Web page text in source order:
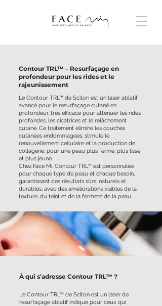
Contour TRL™ – Resurfaçage en
profondeur pour les rides et le
rajeunissement
Le Contour TRL™ de Sciton est un laser ablatif
avancé pour le resurfaçage cutané en
profondeur, très efficace pour atténuer les rides
profondes, les cicatrices et le relâchement
cutané. Ce traitement élimine les couches
cutanées endommagées, stimule le
renouvellement cellulaire et la production de
collagène, pour une peau plus ferme, plus lisse
et plus jeune.
Chez Face Mi, Contour TRL™ est personnalisé
pour chaque type de peau et chaque besoin,
garantissant des résultats sûrs, naturels et
durables, avec des améliorations visibles de la
texture, du teint et de la fermeté de la peau.
À qui s'adresse Contour TRL™ ?
Le Contour TRL™ de Sciton est un laser de
resurfaçage ablatif indiqué pour ceux qui